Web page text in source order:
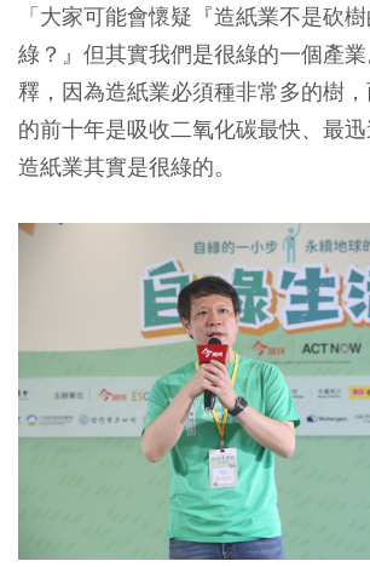
「大家可能會懷疑『造紙業不是砍
綠？』但其實我們是很綠的一個產
釋，因為造紙業必須種非常多的樹
的前十年是吸收二氧化碳最快、最
造紙業其實是很綠的。